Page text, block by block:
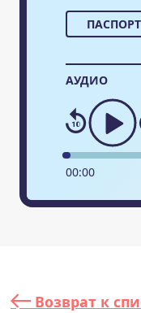
АУДИО
00:00
Возврат к